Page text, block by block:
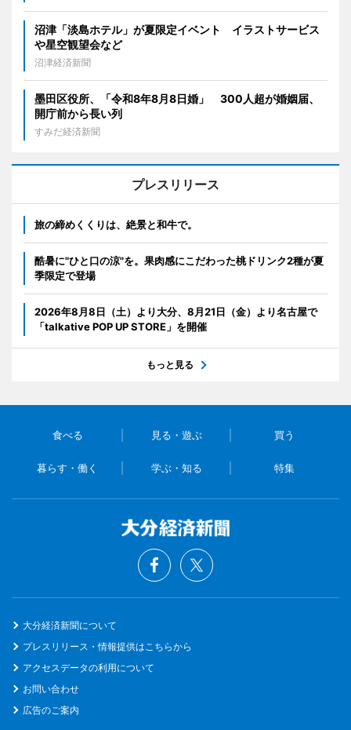
沼津「淡島ホテル」が夏限定イベント イラストサービス
や星空観望会など
沼津経済新聞
墨田区役所、「令和8年8月8日婚」 300人超が婚姻届、
開庁前から長い列
すみだ経済新聞
プレスリリース
旅の締めくくりは、絶景と和牛で。
酷暑に"ひと口の涼"を。果肉感にこだわった桃ドリンク2種が夏
季限定で登場
2026年8月8日（土）より大分、8月21日（金）より名古屋で
「talkative POP UP STORE」を開催
もっと見る
食べる 見る・遊ぶ 買う
暮らす・働く 学ぶ・知る 特集
大分経済新聞について
プレスリリース・情報提供はこちらから
アクセスデータの利用について
お問い合わせ
広告のご案内